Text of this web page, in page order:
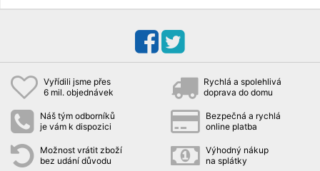
Vyřídili jsme přes
6 mil. objednávek
Rychlá a spolehlivá
doprava do domu
Náš tým odborníků
je vám k dispozici
Bezpečná a rychlá
online platba
Možnost vrátit zboží
bez udání důvodu
Výhodný nákup
na splátky